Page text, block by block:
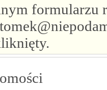
formularzu